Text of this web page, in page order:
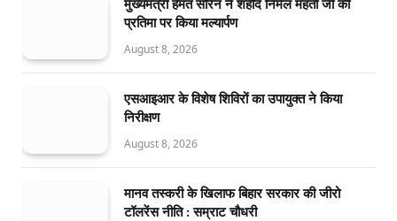
मुख्यमंत्री हेमंत सोरेन ने शहीद निर्मल महतो जी की
प्रतिमा पर किया मल्यार्पण
August 8, 2026
एसआइआर के विशेष शिविरों का उपायुक्त ने किया
निरीक्षण
August 8, 2026
मानव तस्करी के खिलाफ बिहार सरकार की जीरो
टॉलरेंस नीति : सम्राट चौधरी